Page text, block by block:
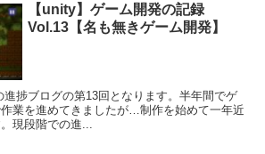
【unity】ゲーム開発の記録
Vol.13【名も無きゲーム開発】
捗ブログの第13回となります。半年間でゲ
業を進めてきましたが…制作を始めて一年近
現段階での進...